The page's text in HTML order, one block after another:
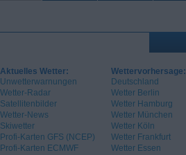
Aktuelles Wetter:
Unwetterwarnungen
Wetter-Radar
Satellitenbilder
Wetter-News
Skiwetter
Profi-Karten GFS (NCEP)
Profi-Karten ECMWF
Wettervorhersage:
Deutschland
Wetter Berlin
Wetter Hamburg
Wetter München
Wetter Köln
Wetter Frankfurt
Wetter Essen